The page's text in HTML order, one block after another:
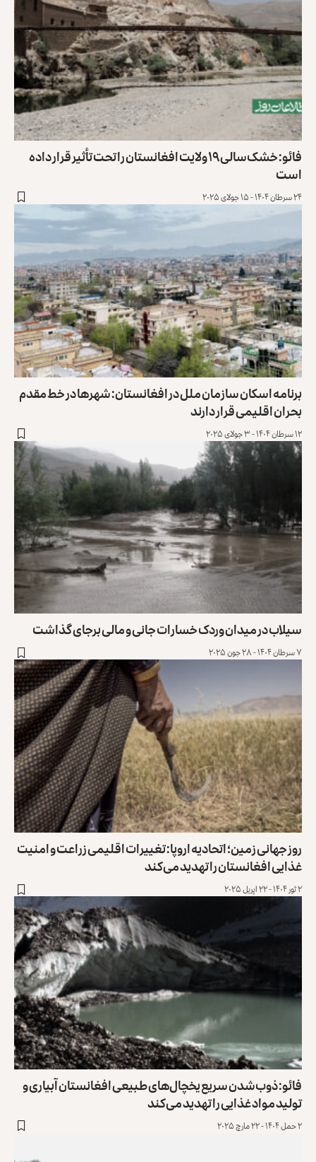
فائو: خشک‌سالی ۱۹ ولایت افغانستان را تحت تأثیر قرار داده
است
۲۴ سرطان ۱۴۰۴ - ۱۵ جولای ۲۰۲۵
برنامه اسکان سازمان ملل در افغانستان: شهرها در ‏خط مقدم
بحران اقلیمی قرار دارند‏
۱۲ سرطان ۱۴۰۴ - ۳ جولای ۲۰۲۵
سیلاب در میدان وردک خسارات جانی و مالی برجای گذاشت
۷ سرطان ۱۴۰۴ - ۲۸ جون ۲۰۲۵
روز جهانی زمین؛ اتحادیه اروپا: تغییرات اقلیمی زراعت و امنیت
غذایی افغا‌نستان را تهدید می‌کند
۲ ثور ۱۴۰۴ - ۲۲ اپریل ۲۰۲۵
فائو: ذوب‌شدن سریع یخچال‌های طبیعی افغانستان آبیاری و
تولید مواد غذایی را تهدید می‌کند
۲ حمل ۱۴۰۴ - ۲۲ مارچ ۲۰۲۵